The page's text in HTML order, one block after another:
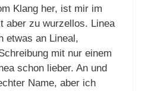
Klang her, ist mir im
aber zu wurzellos. Linea
etwas an Lineal,
mit nur einem
schon lieber. An und
Name, aber ich